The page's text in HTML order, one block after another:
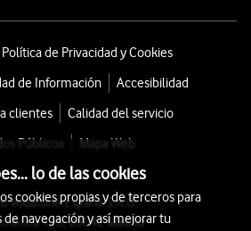
Política de Privacidad y Cookies
de Información
Accesibilidad
clientes
Calidad del servicio
Públicos
Mapa Web
Vodafone España S.A.U.
115, 28042 Madrid
lo de las cookies
cookies propias y de terceros para
de navegación y así mejorar tu